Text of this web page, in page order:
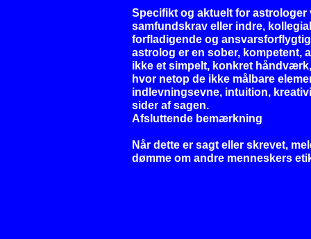
Specifikt og aktuelt for
samfundskrav eller indre,
forfladigende og
astrolog er en sober, kompetent,
ikke et simpelt, konkret
hvor netop de ikke målbare
indlevningsevne, intuition,
sider af sagen.
Afsluttende bemærkning
Når dette er sagt eller skrevet,
dømme om andre menneskers